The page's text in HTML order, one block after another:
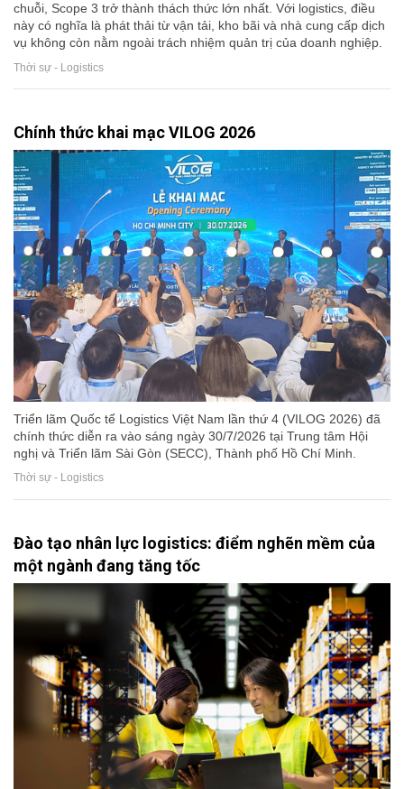
chuỗi, Scope 3 trở thành thách thức lớn nhất. Với logistics, điều
này có nghĩa là phát thải từ vận tải, kho bãi và nhà cung cấp dịch
vụ không còn nằm ngoài trách nhiệm quản trị của doanh nghiệp.
Thời sự - Logistics
Chính thức khai mạc VILOG 2026
Triển lãm Quốc tế Logistics Việt Nam lần thứ 4 (VILOG 2026) đã
chính thức diễn ra vào sáng ngày 30/7/2026 tại Trung tâm Hội
nghị và Triển lãm Sài Gòn (SECC), Thành phố Hồ Chí Minh.
Thời sự - Logistics
Đào tạo nhân lực logistics: điểm nghẽn mềm của
một ngành đang tăng tốc